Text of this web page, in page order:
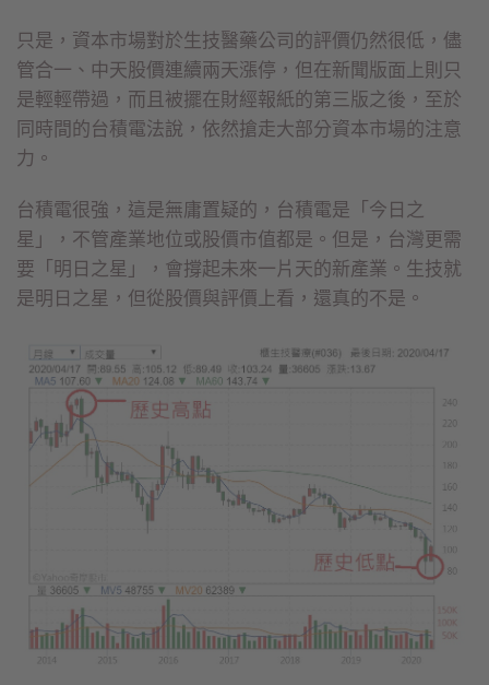
只是，資本市場對於生技醫藥公司的評價仍然很低，儘
管合一、中天股價連續兩天漲停，但在新聞版面上則只
是輕輕帶過，而且被擺在財經報紙的第三版之後，至於
同時間的台積電法說，依然搶走大部分資本市場的注意
力。
台積電很強，這是無庸置疑的，台積電是「今日之
星」，不管產業地位或股價市值都是。但是，台灣更需
要「明日之星」，會撐起未來一片天的新產業。生技就
是明日之星，但從股價與評價上看，還真的不是。